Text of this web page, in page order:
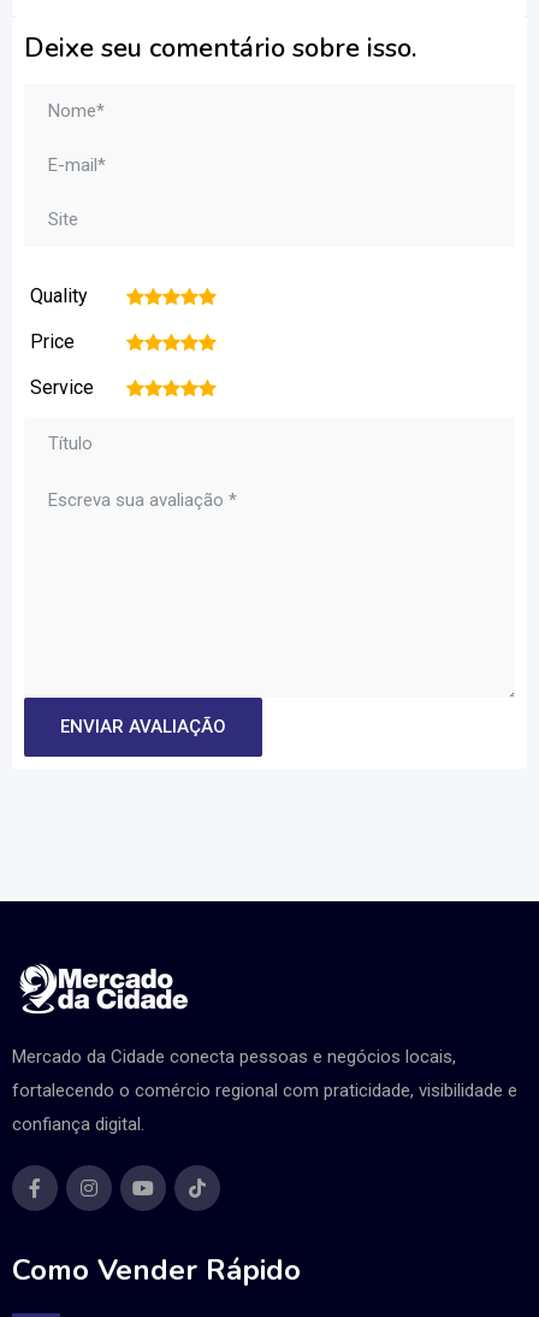
Deixe seu comentário sobre isso.
Quality 5
4
3
2
Price 5
4
3
2
Service 5
4
3
2
Mercado da Cidade conecta pessoas e negócios locais,
fortalecendo o comércio regional com praticidade, visibilidade e
confiança digital.
Como Vender Rápido